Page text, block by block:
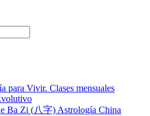
para Vivir. Clases mensuales
Ba Zi (八字) Astrología China